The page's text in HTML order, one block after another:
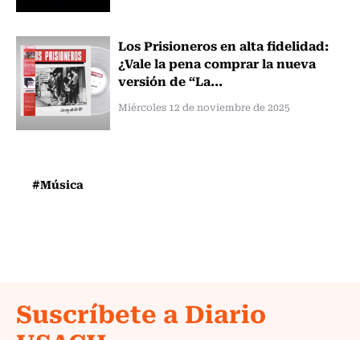
Los Prisioneros en alta fidelidad:
¿Vale la pena comprar la nueva
versión de “La...
Miércoles 12 de noviembre de 2025
#Música